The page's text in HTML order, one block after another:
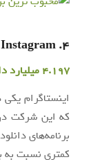
4. Instagram
4.197 میلیارد دانلود
اینستاگرام
برنامه‌های